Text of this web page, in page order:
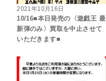
2021年10月16日
10/16■本日発売の〈遊戯王 最
新弾のみ〉買取を中止させて
いただきます■